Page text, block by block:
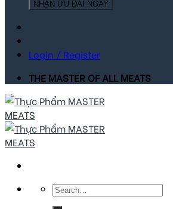
NHẬN ƯU ĐÃI NGAY
Login / Register
THE MASTER OF ALL MEATS
Search